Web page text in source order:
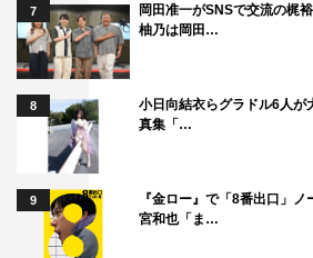
©カンテレ
かまいたち
7
岡田准一がSNSで交流の梶
柚乃は岡田…
8
小日向結衣らグラドル6人が
真集「…
9
『金ロー』で「8番出口」
宮和也「ま…